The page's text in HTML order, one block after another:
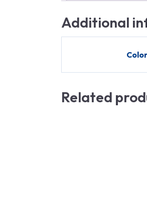
Additional
Color
Related